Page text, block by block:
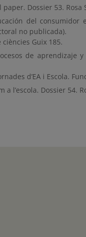
Dossier 53. Rosa
del consumidor
no publicada).
Guix 185.
de aprendizaje
d’EA i Escola.
l’escola. Dossier 54.